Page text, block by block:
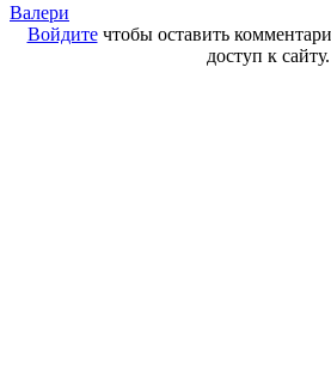
Валери
Войдитечтобы оставить
доступ к сайту.